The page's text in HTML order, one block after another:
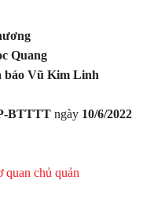
Quang
báo Vũ Kim Linh
BTTTT ngày 10/6/2022
quan chủ quản